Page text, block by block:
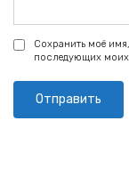
Сохранить моё
последующих